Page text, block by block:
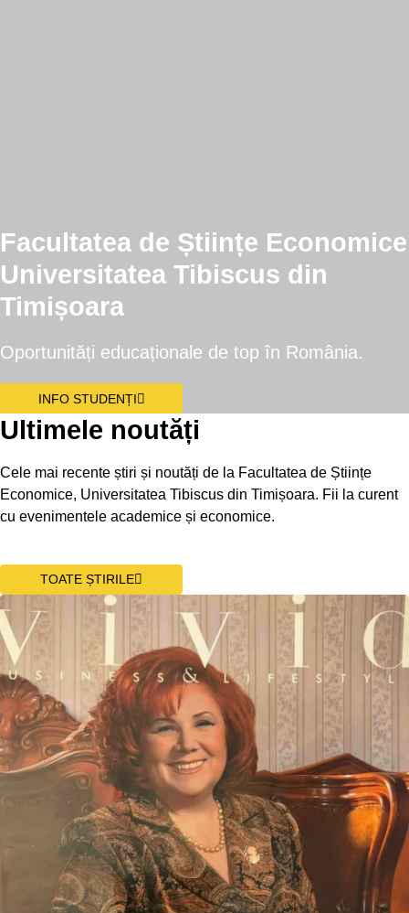
Facultatea de Științe Economice
Universitatea Tibiscus din
Timișoara
Oportunități educaționale de top în România.
INFO STUDENȚI
Ultimele noutăți
Cele mai recente știri și noutăți de la Facultatea de Științe
Economice, Universitatea Tibiscus din Timișoara. Fii la curent
cu evenimentele academice și economice.
TOATE ȘTIRILE